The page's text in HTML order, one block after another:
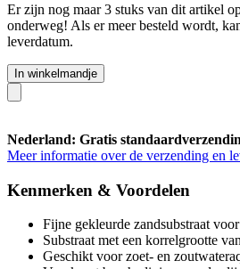
Er zijn nog maar 3 stuks van dit artikel
onderweg! Als er meer besteld wordt,
leverdatum.
In winkelmandje
Nederland: Gratis
Meer informatie over de verzending en
Kenmerken & Voordelen
Fijne gekleurde zandsubstraat
Substraat met een korrelgrootte
Geschikt voor zoet- en